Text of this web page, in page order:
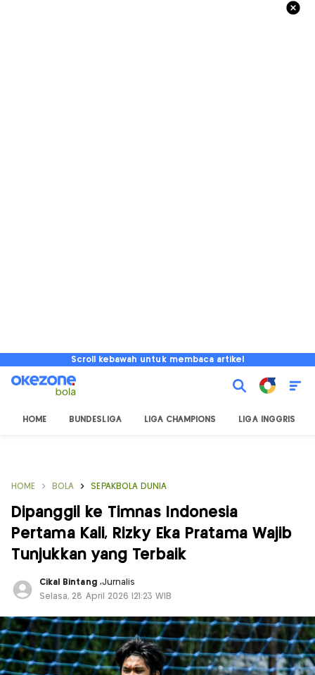
Scroll kebawah untuk membaca artikel
HOME BUNDESLIGA LIGA CHAMPIONS LIGA INGGRIS
HOME BOLA SEPAKBOLA DUNIA
Dipanggil ke Timnas Indonesia
Pertama Kali, Rizky Eka Pratama Wajib
Tunjukkan yang Terbaik
Cikal Bintang ,Jurnalis
Selasa, 28 April 2026 |21:23 WIB